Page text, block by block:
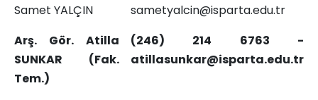
Samet YALÇIN
sametyalcin@isparta.edu.tr
Arş. Gör. Atilla
SUNKAR (Fak.
Tem.)
(246) 214 6763 -
atillasunkar@isparta.edu.tr